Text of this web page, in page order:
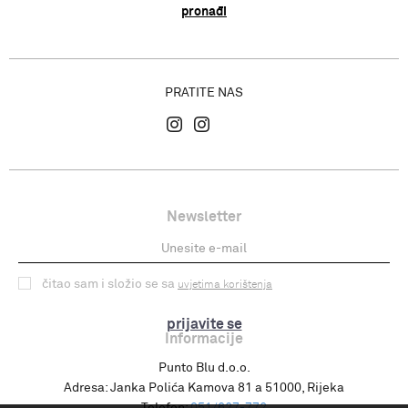
pronađi
PRATITE NAS
Newsletter
prijavite se
čitao sam i složio se sa uvjetima korištenja
Informacije
Punto Blu d.o.o.
Adresa: Janka Polića Kamova 81 a 51000, Rijeka